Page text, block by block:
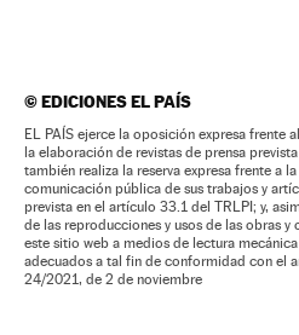
©EDICIONES EL PAÍS
EL PAÍS ejerce la oposición expresa frente
la elaboración de revistas de prensa
también realiza la reserva expresa frente a
comunicación pública de sus trabajos y
prevista en el artículo 33.1 del TRLPI; y,
de las reproducciones y usos de las obras
este sitio web a medios de lectura
adecuados a tal fin de conformidad con el
24/2021, de 2 de noviembre